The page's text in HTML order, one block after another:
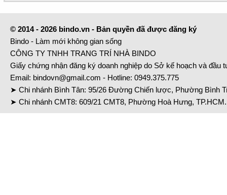
© 2014 - 2026 bindo.vn - Bản quyền đã được đăng ký
Bindo - Làm mới không gian sống
CÔNG TY TNHH TRANG TRÍ NHÀ BINDO
Giấy chứng nhận đăng ký doanh nghiệp do Sở kế hoạch và đầu
Email: bindovn@gmail.com - Hotline: 0949.375.775
➤ Chi nhánh Bình Tân: 95/26 Đường Chiến lược, Phường Bình
➤ Chi nhánh CMT8: 609/21 CMT8, Phường Hoà Hưng,